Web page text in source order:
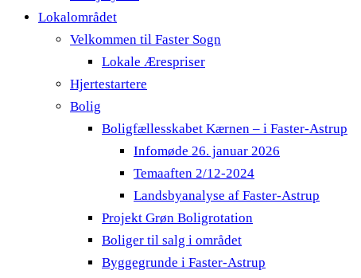
Lokalområdet
Velkommen til Faster Sogn
Lokale Ærespriser
Hjertestartere
Bolig
Boligfællesskabet Kærnen – i Faster-Astrup
Infomøde 26. januar 2026
Temaaften 2/12-2024
Landsbyanalyse af Faster-Astrup
Projekt Grøn Boligrotation
Boliger til salg i området
Byggegrunde i Faster-Astrup